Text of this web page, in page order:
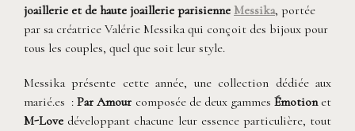
joaillerie et de haute joaillerie parisienne Messika, portée
par sa créatrice Valérie Messika qui conçoit des bijoux pour
tous les couples, quel que soit leur style.
Messika présente cette année, une collection dédiée aux
marié.es :Par Amour composée de deux gammes Émotionet
M-Love développant chacune leur essence particulière, tout